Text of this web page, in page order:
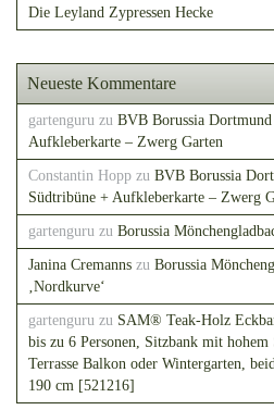
Die Leyland Zypressen Hecke
Neueste Kommentare
gartenguru zu BVB Borussia
Aufkleberkarte – Zwerg Garten
Constantin Hopp zu BVB Borussia
Südtribüne + Aufkleberkarte – Zwerg
gartenguru zu Borussia
Janina Cremanns zu Borussia
‚Nordkurve‘
gartenguru zu SAM® Teak-Holz
bis zu 6 Personen, Sitzbank mit
Terrasse Balkon oder Wintergarten,
190 cm [521216]